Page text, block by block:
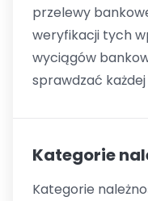
przelewy
weryfikacji tych
wyciągów
sprawdzać
Kategorie
Kategorie